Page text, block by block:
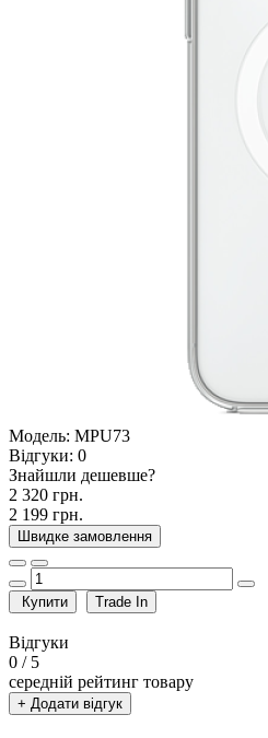
Модель: MPU73
Відгуки: 0
Знайшли дешевше?
2 320 грн.
2 199 грн.
Швидке замовлення
Купити Trade In
Відгуки
0 / 5
середній рейтинг товару
+ Додати відгук